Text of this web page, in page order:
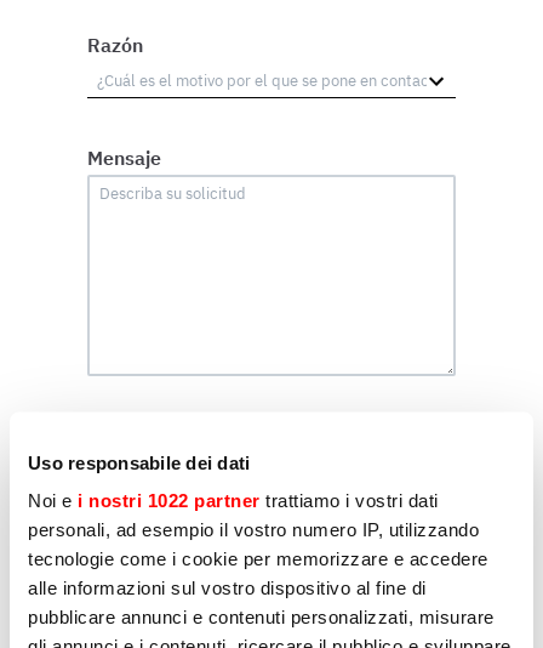
Uso responsabile dei dati
Noi e i nostri 1022 partner trattiamo i vostri dati
personali, ad esempio il vostro numero IP, utilizzando
tecnologie come i cookie per memorizzare e accedere
alle informazioni sul vostro dispositivo al fine di
pubblicare annunci e contenuti personalizzati, misurare
Razón
Mensaje
Declaro que consiento el tratamiento de mis
datos personales por parte de Sirman para el
envío de comunicaciones con fines de
marketing, tal y como se indica en el apartado
D) y E) de la Política de Privacidad
Sì